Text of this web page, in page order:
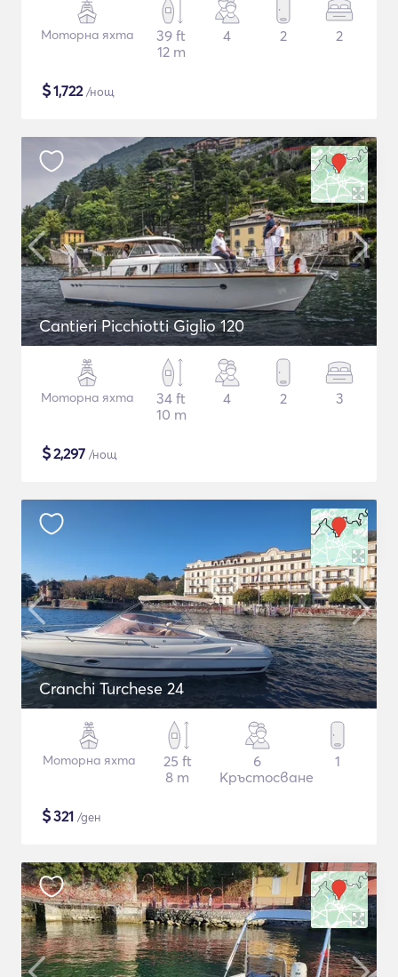
Моторна яхта
39 ft
12 m
4 2 2
$1,722/нощ
Cantieri Picchiotti Giglio 120
Моторна яхта
34 ft
10 m
4 2 3
$2,297 /нощ
Cranchi Turchese 24
Моторна яхта
25 ft
8 m
6
Кръстосване
1
$321 /ден